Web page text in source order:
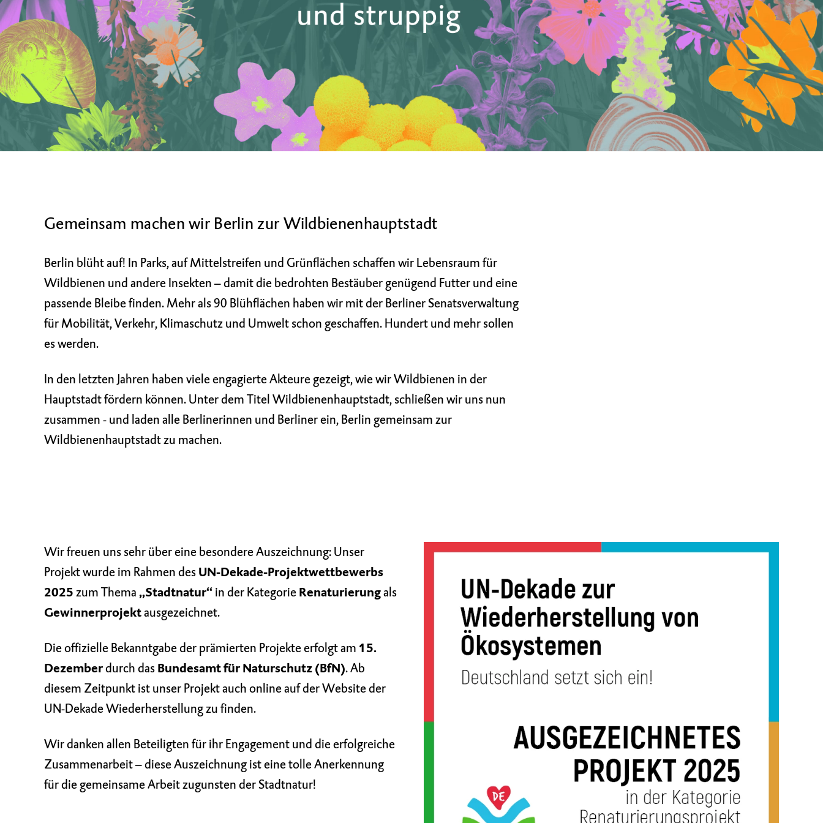
Gemeinsam machen wir Berlin zur Wildbienenhauptstadt
Berlin blüht auf! In Parks, auf Mittelstreifen und Grünflächen schaffen wir Lebensraum für
Wildbienen und andere Insekten – damit die bedrohten Bestäuber genügend Futter und eine
passende Bleibe finden. Mehr als 90 Blühflächen haben wir mit der Berliner Senatsverwaltung
für Mobilität, Verkehr, Klimaschutz und Umwelt schon geschaffen. Hundert und mehr sollen
es werden.
In den letzten Jahren haben viele engagierte Akteure gezeigt, wie wir Wildbienen in der
Hauptstadt fördern können. Unter dem Titel Wildbienenhauptstadt, schließen wir uns nun
zusammen - und laden alle Berlinerinnen und Berliner ein, Berlin gemeinsam zur
Wildbienenhauptstadt zu machen.
Wir freuen uns sehr über eine besondere Auszeichnung: Unser
Projekt wurde im Rahmen des UN-Dekade-Projektwettbewerbs
2025 zum Thema „Stadtnatur“ in der Kategorie Renaturierungals
Gewinnerprojektausgezeichnet.
Die offizielle Bekanntgabe der prämierten Projekte erfolgt am 15.
Dezemberdurch das Bundesamt für Naturschutz (BfN). Ab
diesem Zeitpunkt ist unser Projekt auch online auf der Website der
UN-Dekade Wiederherstellung zu finden.
Wir danken allen Beteiligten für ihr Engagement und die erfolgreiche
Zusammenarbeit – diese Auszeichnung ist eine tolle Anerkennung
für die gemeinsame Arbeit zugunsten der Stadtnatur!